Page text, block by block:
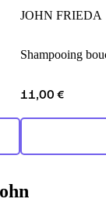
JOHN FRIEDA
Shampooing
11,00 €